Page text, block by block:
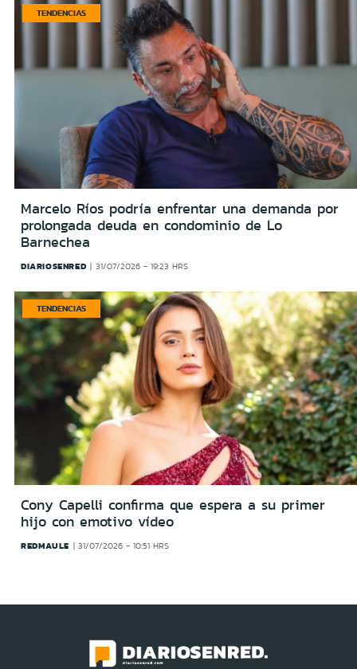
TENDENCIAS
Marcelo Ríos podría enfrentar una demanda por
prolongada deuda en condominio de Lo
Barnechea
DIARIOSENRED 31/07/2026 - 19:23 HRS
TENDENCIAS
Cony Capelli confirma que espera a su primer
hijo con emotivo vídeo
REDMAULE 31/07/2026 - 10:51 HRS